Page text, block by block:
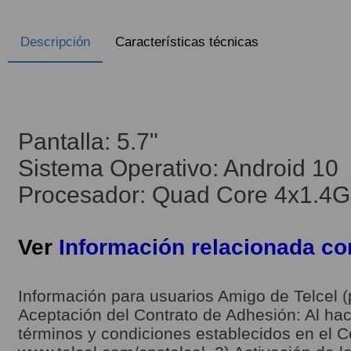
Descripción Características técnicas
Pantalla: 5.7"
Sistema Operativo: Android 10
Procesador: Quad Core
Ver Información relacionada
Información para usuarios Amigo de Telcel
Aceptación del Contrato de Adhesión: Al
términos y condiciones establecidos en el